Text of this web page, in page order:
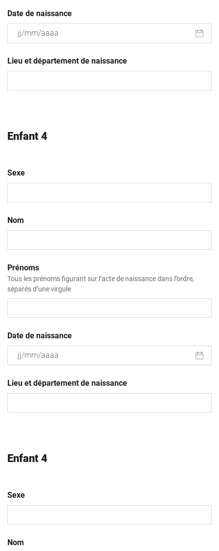
Date de naissance
slash
MM
Lieu et département de naissance
Enfant 4
Sexe
Nom
Prénoms
Tous les prénoms figurant sur l’acte de naissance dans l’ordre,
séparés d’une virgule
Date de naissance
slash
MM
Lieu et département de naissance
Enfant 4
Sexe
Nom